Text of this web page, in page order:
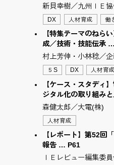
新貝幸樹／九州ＩＥ
DX 人材育成 働
【特集テーマのねら
成／技術・技能伝承
村上芳伸・小林稔／
５S DX 人材育成
【ケース・スタディ
ジタル化の取り組み
森健太郎／大電(株)
人材育成
【レポート】第52回
報告 … P61
ＩＥレビュー編集委